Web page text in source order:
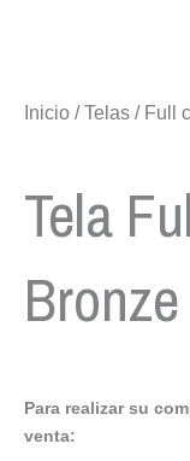
Inicio /Telas / Full
Tela
Bronze
Para realizar su
venta: